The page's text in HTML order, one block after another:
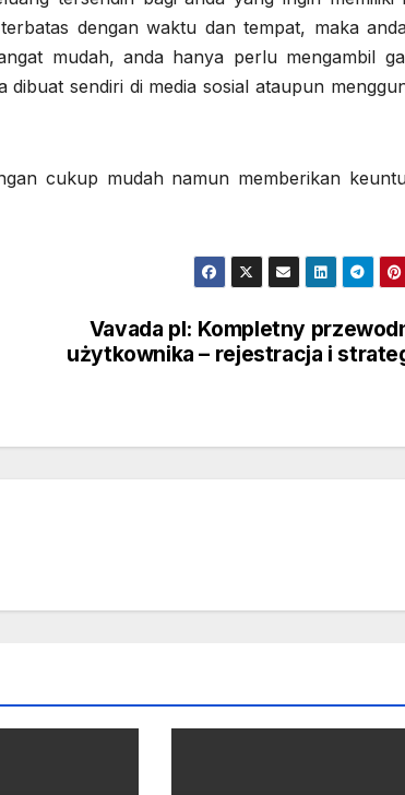
dengan waktu dan tempat, maka
mudah, anda hanya perlu mengambil
sendiri di media sosial ataupun
cukup mudah namun memberikan
Vavada pl: Kompletny
użytkownika – rejestracja i